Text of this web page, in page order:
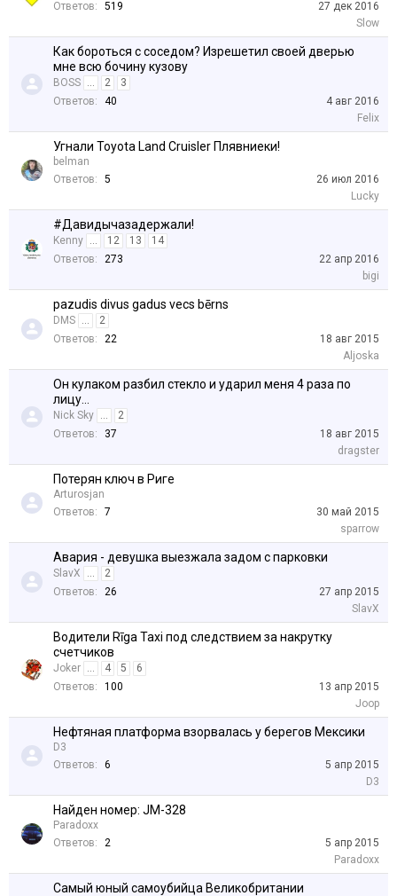
Ответов: 519
27 дек 2016
Slow
Как бороться с соседом? Изрешетил своей дверью
мне всю бочину кузову
BOSS ... 2
3
Ответов:
40
4 авг 2016
Felix
Угнали Toyota Land Cruisler Плявниеки!
belman
Ответов:
5
26 июл 2016
Lucky
#Давидычазадержали!
Kenny ... 12 13
14
Ответов:
273
22 апр 2016
bigi
pazudis divus gadus vecs bērns
DMS ...
2
Ответов:
22
18 авг 2015
Aljoska
Он кулаком разбил стекло и ударил меня 4 раза по
лицу...
Nick Sky ...
2
Ответов:
37
18 авг 2015
dragster
Потерян ключ в Риге
Arturosjan
Ответов:
7
30 май 2015
sparrow
Авария - девушка выезжала задом с парковки
SlavX ...
2
Ответов:
26
27 апр 2015
SlavX
Водители Rīga Taxi под следствием за накрутку
счетчиков
Joker ... 4 5
6
Ответов:
100
13 апр 2015
Joop
Нефтяная платформа взорвалась у берегов Мексики
D3
Ответов:
6
5 апр 2015
D3
Найден номер: JM-328
Paradoxx
Ответов:
2
5 апр 2015
Paradoxx
Самый юный самоубийца Великобритании